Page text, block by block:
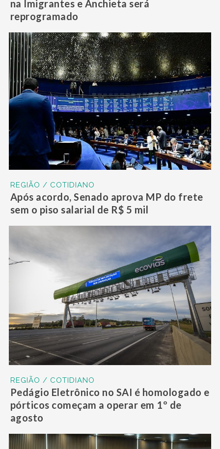
na Imigrantes e Anchieta será
reprogramado
REGIÃO / COTIDIANO
Após acordo, Senado aprova MP do frete
sem o piso salarial de R$ 5 mil
REGIÃO / COTIDIANO
Pedágio Eletrônico no SAI é homologado e
pórticos começam a operar em 1º de
agosto